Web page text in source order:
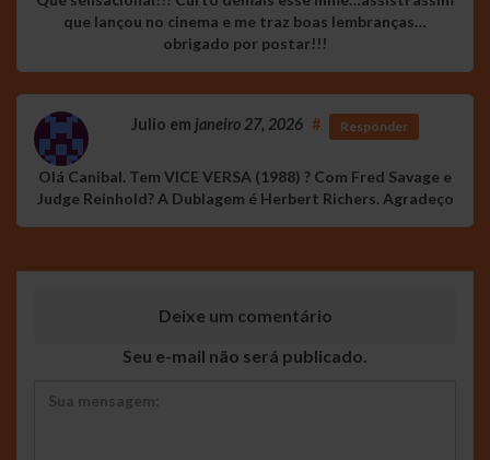
que lançou no cinema e me traz boas lembranças…
obrigado por postar!!!
Julio em janeiro 27, 2026 # Responder
Olá Canibal. Tem VICE VERSA (1988) ? Com Fred Savage e
Judge Reinhold? A Dublagem é Herbert Richers. Agradeço
Deixe um comentário
Seu e-mail não será publicado.